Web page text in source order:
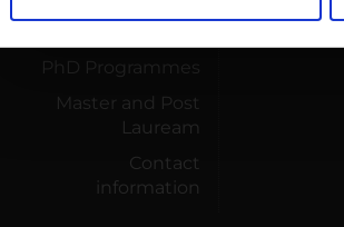
di analisi dei dati web, pubblicità e social
PhD Programmes
Master and Post
Lauream
Contact
information